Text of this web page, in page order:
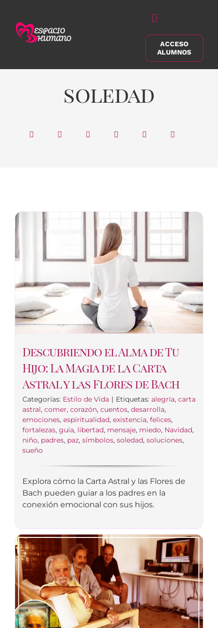
contenido
Alternar
navegación
Buscar:
ACCESO
ALUMNOS
soledad
Descubriendo el Alma de Tu
Hijo: La Magia de la Carta
Astral y las Flores de Bach
Categorías: Estilo de Vida | Etiquetas: alegría, carta
astral, comer, corazón, cuentos, desarrolla,
emociones, espiritualidad, existencia, felices,
fortalezas, guia, libertad, mensaje, miedo, Navidad,
niño, padres, paz, símbolos, soledad, soluciones,
sueño
Explora cómo la Carta Astral y las Flores de
Bach pueden guiar a los padres en la
conexión emocional con sus hijos.